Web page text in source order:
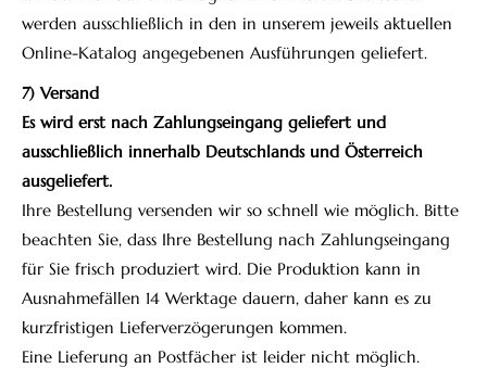
werden ausschließlich in den in unserem jeweils aktuellen
Online-Katalog angegebenen Ausführungen geliefert.
7) Versand
Es wird erst nach Zahlungseingang geliefert und
ausschließlich innerhalb Deutschlands und Österreich
ausgeliefert.
Ihre Bestellung versenden wir so schnell wie möglich. Bitte
beachten Sie, dass Ihre Bestellung nach Zahlungseingang
für Sie frisch produziert wird. Die Produktion kann in
Ausnahmefällen 14 Werktage dauern, daher kann es zu
kurzfristigen Lieferverzögerungen kommen.
Eine Lieferung an Postfächer ist leider nicht möglich.